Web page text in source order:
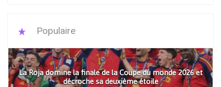
Populaire
La Roja domine la finale de la Coupe du monde 2026 et
décroche sa deuxième étoile